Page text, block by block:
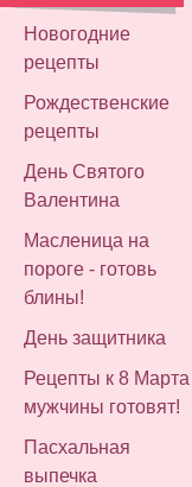
Новогодние
рецепты
Рождественские
рецепты
День Святого
Валентина
Масленица на
пороге - готовь
блины!
День защитника
Рецепты к 8 Марта
мужчины готовят!
Пасхальная
выпечка